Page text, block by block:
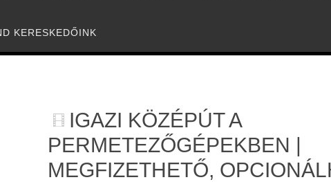
KERESKEDŐINK
IGAZI KÖZÉPÚT A
PERMETEZŐGÉPEKBEN |
MEGFIZETHETŐ,